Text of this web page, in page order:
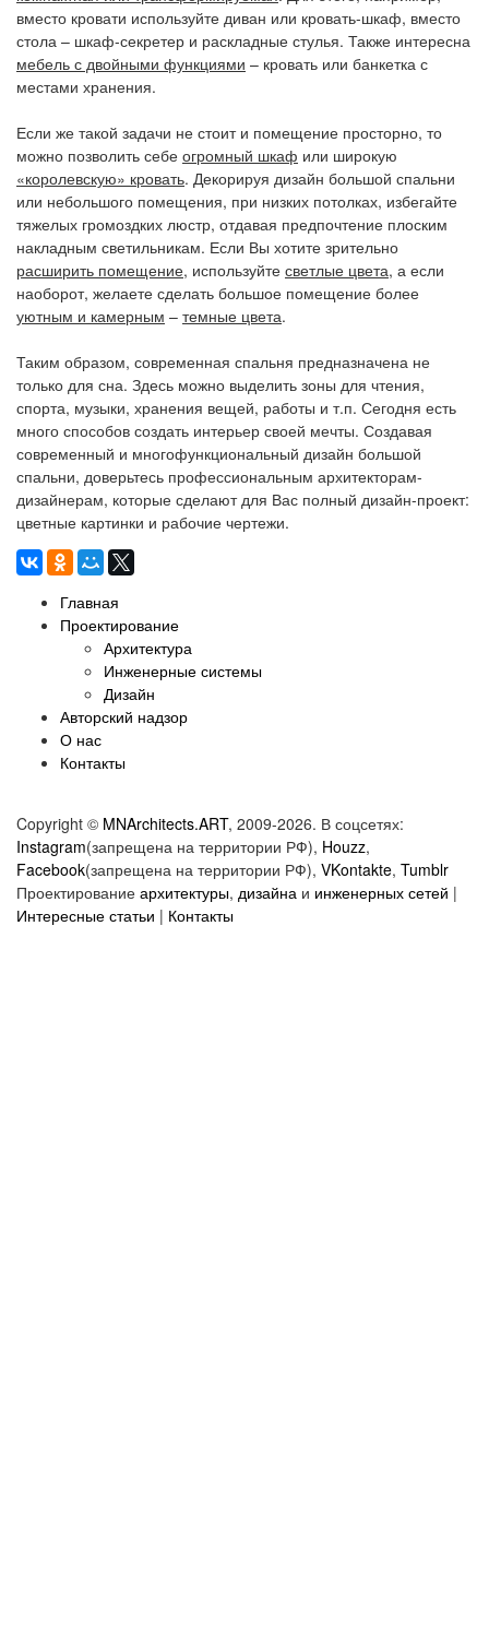
вместо кровати используйте диван или кровать-шкаф, вместо
стола – шкаф-секретер и раскладные стулья. Также интересна
мебель с двойными функциями – кровать или банкетка с
местами хранения.
Если же такой задачи не стоит и помещение просторно, то
можно позволить себе огромный шкаф или широкую
«королевскую» кровать. Декорируя дизайн большой спальни
или небольшого помещения, при низких потолках, избегайте
тяжелых громоздких люстр, отдавая предпочтение плоским
накладным светильникам. Если Вы хотите зрительно
расширить помещение, используйте светлые цвета, а если
наоборот, желаете сделать большое помещение более
уютным и камерным – темные цвета.
Таким образом, современная спальня предназначена не
только для сна. Здесь можно выделить зоны для чтения,
спорта, музыки, хранения вещей, работы и т.п. Сегодня есть
много способов создать интерьер своей мечты. Создавая
современный и многофункциональный дизайн большой
спальни, доверьтесь профессиональным архитекторам-
дизайнерам, которые сделают для Вас полный дизайн-проект:
цветные картинки и рабочие чертежи.
Главная
Проектирование
Архитектура
Инженерные системы
Дизайн
Авторский надзор
О нас
Контакты
Copyright © MNArchitects.ART, 2009-2026. В соцсетях:
Instagram(запрещена на территории РФ), Houzz,
Facebook(запрещена на территории РФ), VKontakte, Tumblr
Проектирование архитектуры, дизайна и инженерных сетей |
Интересные статьи | Контакты